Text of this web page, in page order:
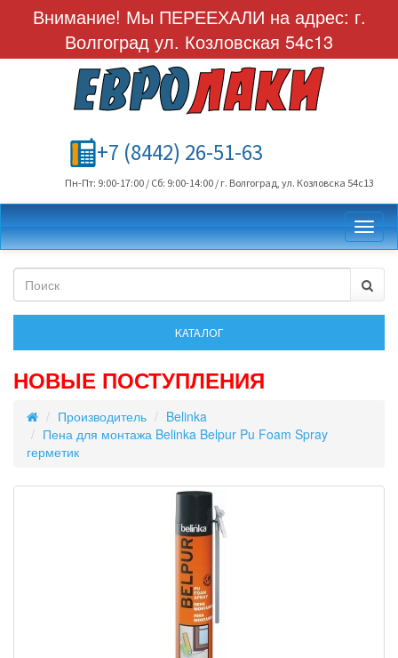
Внимание! Мы ПЕРЕЕХАЛИ на адрес: г.
Волгоград ул. Козловская 54с13
+7 (8442) 26-51-63
Пн-Пт: 9:00-17:00 / Сб: 9:00-14:00 / г. Волгоград, ул. Козловска 54с13
НОВЫЕ ПОСТУПЛЕНИЯ
Производитель
Belinka
Пена для монтажа Belinka Belpur Pu Foam Spray
герметик